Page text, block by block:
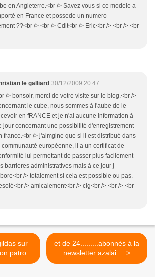
en Angleterre.<br /> Savez vous si ce modele a
en France et possede un numero
??<br /> <br /> Cdlt<br /> Eric<br /> <br /> <br
le galliard 30/12/2009 20:47
/> bonsoir, merci de votre visite sur le blog.<br />
le cube, nous sommes à l'aube de le
en fRANCE et je n'ai aucune information à
jour concernant une possibilité d'enregistrement
france.<br /> j'aimgine que si il est distribué dans
communauté européenne, il a un certificat de
lui permettant de passer plus facilement
barrieres administratives mais à ce jour j
/> totalement si cela est possible ou pas.
/> amicalement<br /> clg<br /> <br /> <br
patrol
et de 24.........abonnés à la
newsletter azalai.... >